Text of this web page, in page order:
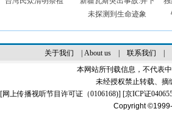
未探测到生命迹象
关于我们 About us| 联系我们
本网站所刊载信息，不代表
未经授权禁止转载、摘
[网上传播视听节目许可证（0106168)] [京ICP证
Copyright